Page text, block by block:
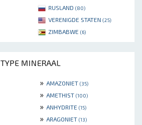
RUSLAND (80)
VERENIGDE STATEN (25)
ZIMBABWE (6)
TYPE MINERAAL
» AMAZONIET (35)
» AMETHIST (100)
» ANHYDRITE (15)
» ARAGONIET (13)